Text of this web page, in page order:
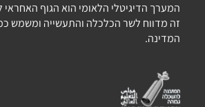
המערך הדיגיטלי הלאומי הוא הגוף האחראי
זה מדווח לשר הכלכלה והתעשייה ומשמש
המדינה.